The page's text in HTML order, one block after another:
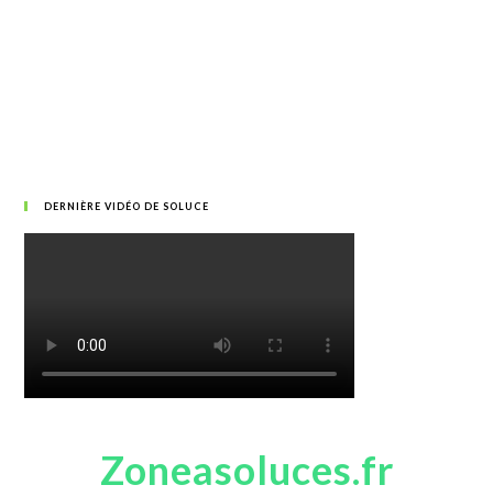
DERNIÈRE VIDÉO DE SOLUCE
Zoneasoluces.fr